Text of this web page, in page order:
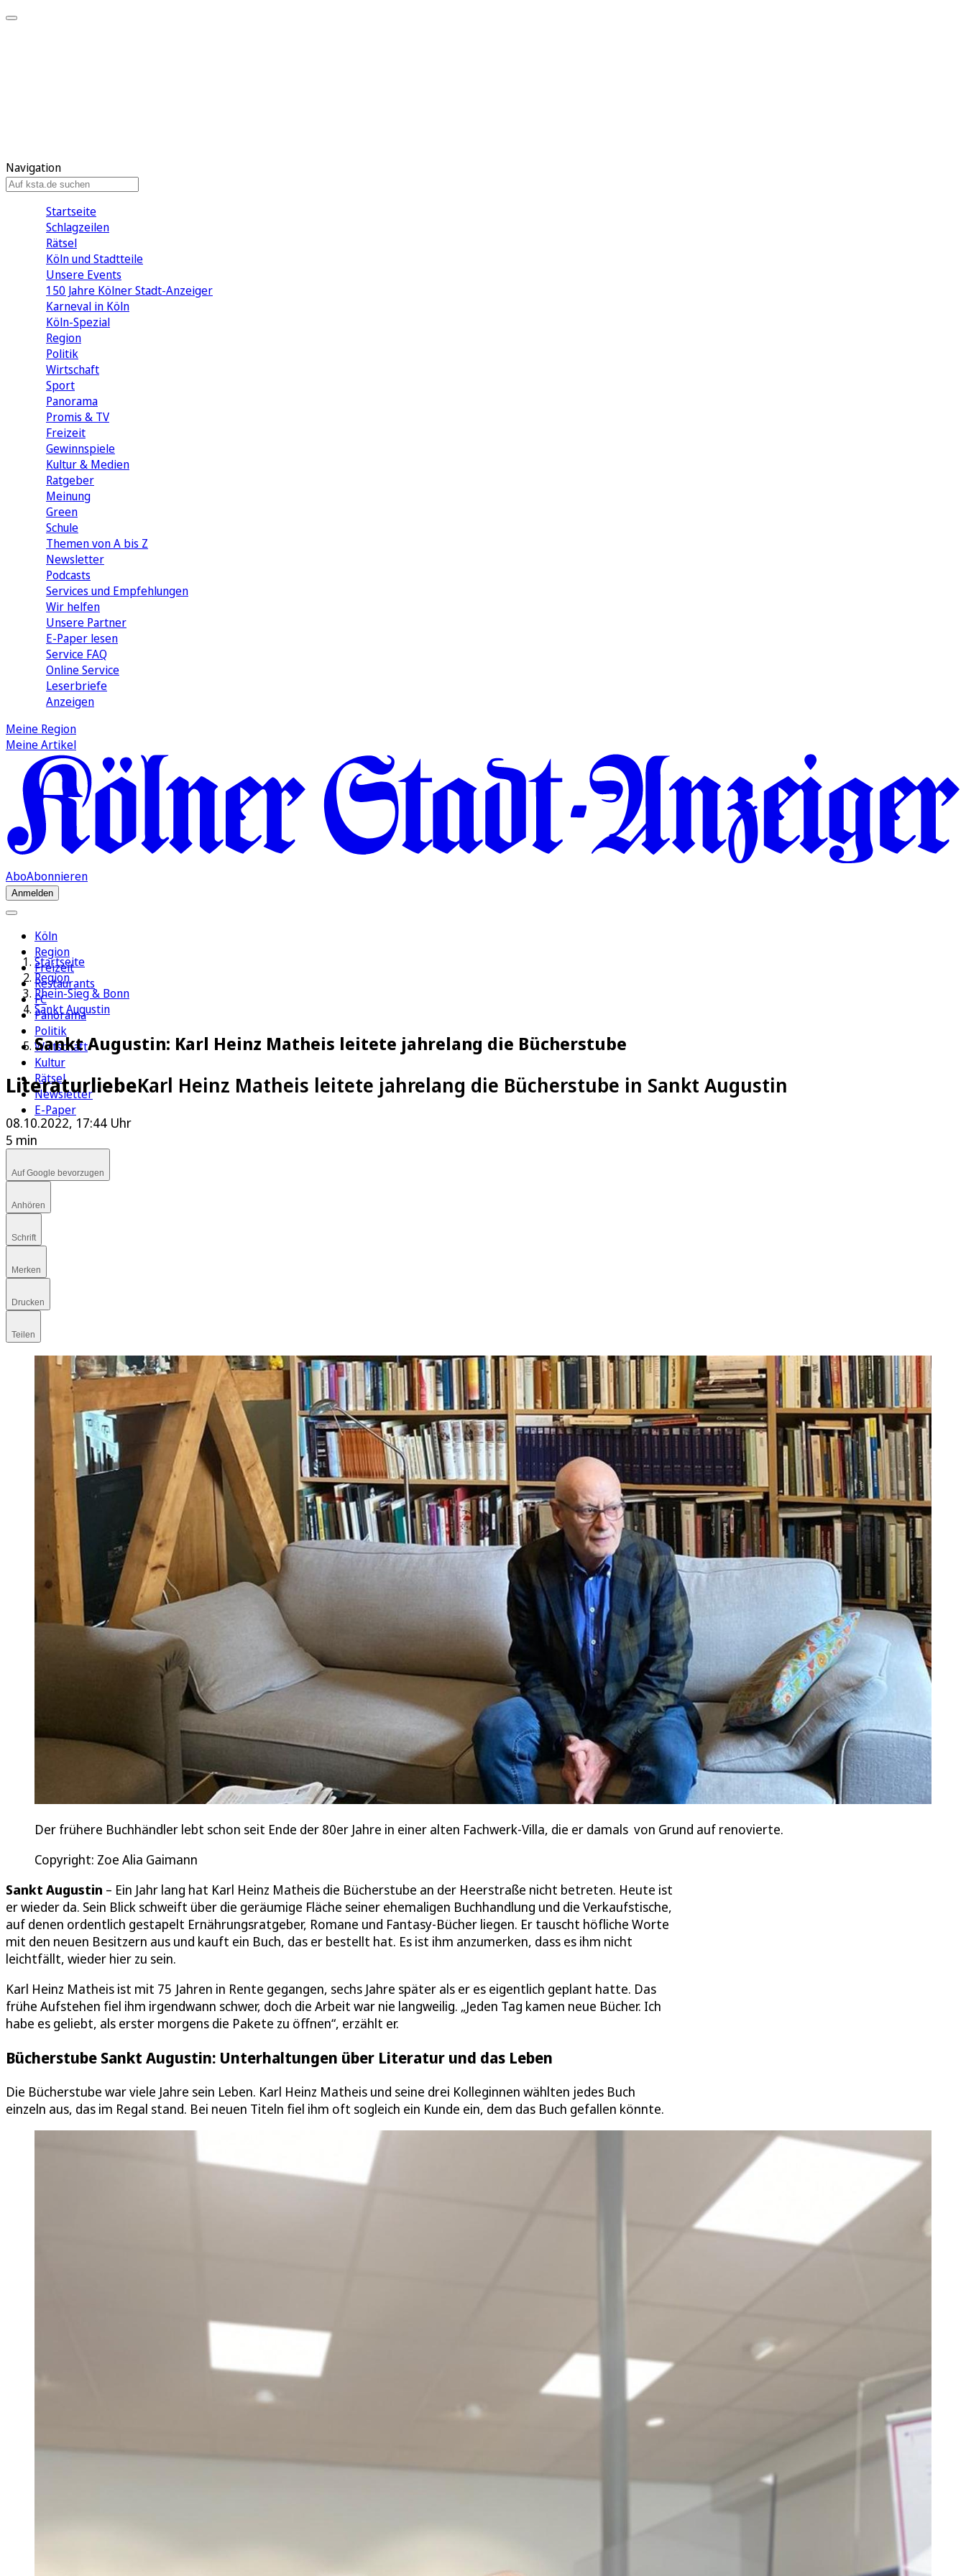
Navigation
Startseite
Schlagzeilen
Rätsel
Köln und Stadtteile
Unsere Events
150 Jahre Kölner Stadt-Anzeiger
Karneval in Köln
Köln-Spezial
Region
Politik
Wirtschaft
Sport
Panorama
Promis & TV
Freizeit
Gewinnspiele
Kultur & Medien
Ratgeber
Meinung
Green
Schule
Themen von A bis Z
Newsletter
Podcasts
Services und Empfehlungen
Wir helfen
Unsere Partner
E-Paper lesen
Service FAQ
Online Service
Leserbriefe
Anzeigen
Meine Region
Meine Artikel
AboAbonnieren
Anmelden
Köln
Region
Freizeit
Restaurants
FC
Panorama
Politik
Wirtschaft
Kultur
Rätsel
Newsletter
E-Paper
Startseite
Region
Rhein-Sieg & Bonn
Sankt Augustin
Sankt Augustin: Karl Heinz Matheis leitete jahrelang die Bücherstube
LiteraturliebeKarl Heinz Matheis leitete jahrelang die Bücherstube in Sankt Augustin
08.10.2022, 17:44 Uhr
5 min
Auf Google bevorzugen
Anhören
Schrift
Merken
Drucken
Teilen
Der frühere Buchhändler lebt schon seit Ende der 80er Jahre in einer alten Fachwerk-Villa, die er damals von Grund auf renovierte.
Copyright: Zoe Alia Gaimann
Sankt Augustin – Ein Jahr lang hat Karl Heinz Matheis die Bücherstube an der Heerstraße nicht betreten. Heute ist
er wieder da. Sein Blick schweift über die geräumige Fläche seiner ehemaligen Buchhandlung und die Verkaufstische,
auf denen ordentlich gestapelt Ernährungsratgeber, Romane und Fantasy-Bücher liegen. Er tauscht höfliche Worte
mit den neuen Besitzern aus und kauft ein Buch, das er bestellt hat. Es ist ihm anzumerken, dass es ihm nicht
leichtfällt, wieder hier zu sein.
Karl Heinz Matheis ist mit 75 Jahren in Rente gegangen, sechs Jahre später als er es eigentlich geplant hatte. Das
frühe Aufstehen fiel ihm irgendwann schwer, doch die Arbeit war nie langweilig. „Jeden Tag kamen neue Bücher. Ich
habe es geliebt, als erster morgens die Pakete zu öffnen“, erzählt er.
Bücherstube Sankt Augustin: Unterhaltungen über Literatur und das Leben
Die Bücherstube war viele Jahre sein Leben. Karl Heinz Matheis und seine drei Kolleginnen wählten jedes Buch
einzeln aus, das im Regal stand. Bei neuen Titeln fiel ihm oft sogleich ein Kunde ein, dem das Buch gefallen könnte.